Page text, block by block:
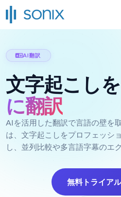
AI翻訳
文字起こしを
に翻訳
AIを活用した翻訳で言語の壁を
は、文字起こしをプロフェッシ
し、並列比較や多言語字幕のエ
無料トライア